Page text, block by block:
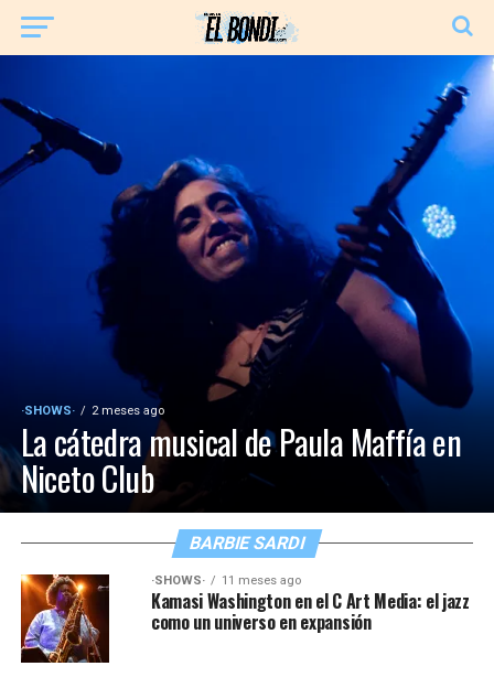
·SHOWS· 2 meses ago
La cátedra musical de Paula Maffía en
Niceto Club
BARBIE SARDI
·SHOWS· 11 meses ago
Kamasi Washington en el C Art Media: el jazz
como un universo en expansión